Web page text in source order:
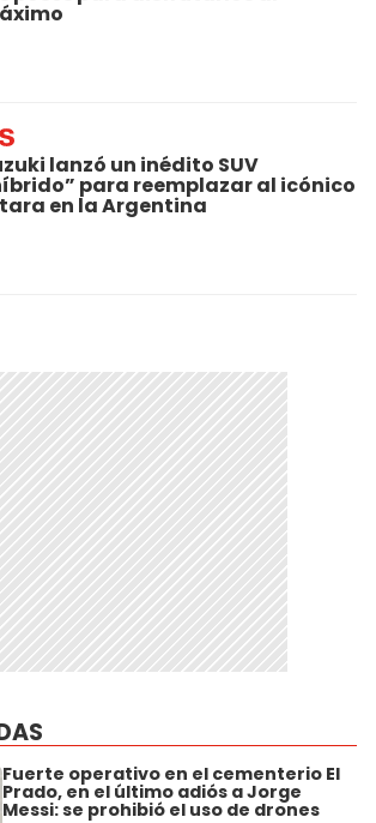
lanzó un inédito SUV
para reemplazar al icónico
en la Argentina
Fuerte operativo en el cementerio El
Prado, en el último adiós a Jorge
Messi: se prohibió el uso de drones